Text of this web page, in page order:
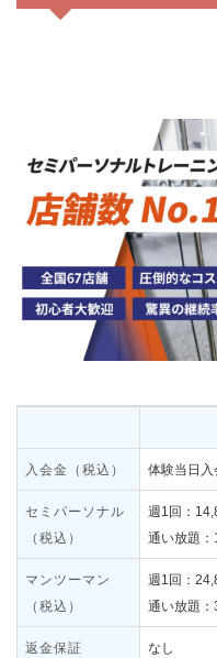
入会金（税込） 体験当日
セミパーソナル
（税込）
週1回：
通い放題：
マンツーマン
（税込）
週1回：
通い放題：
返金保証 なし